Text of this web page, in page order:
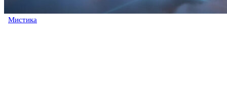
Мистика